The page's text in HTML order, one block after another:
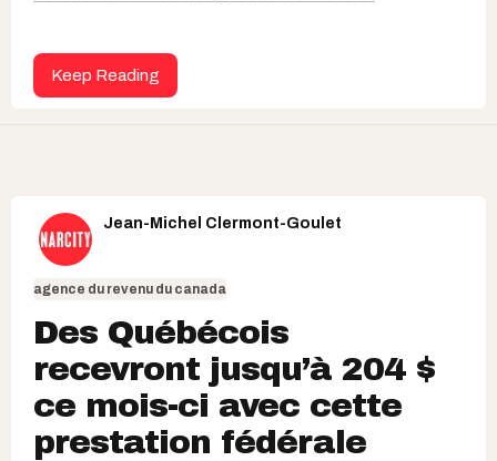
Keep Reading
Jean-Michel Clermont-Goulet
agence du revenu du canada
Des Québécois
recevront jusqu’à 204 $
ce mois-ci avec cette
prestation fédérale